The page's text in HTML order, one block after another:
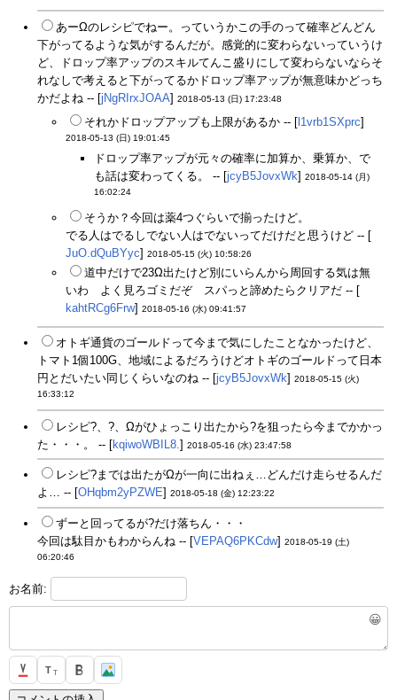
あーΩのレシピでねー。っていうかこの手のって確率どんどん
下がってるような気がするんだが。感覚的に変わらないっていうけ
ど、ドロップ率アップのスキルてんこ盛りにして変わらないならそ
れなしで考えると下がってるかドロップ率アップが無意味かどっち
かだよね -- [jNgRIrxJOAA] 2018-05-13 (日) 17:23:48
それかドロップアップも上限があるか -- [l1vrb1SXprc]
2018-05-13 (日) 19:01:45
ドロップ率アップが元々の確率に加算か、乗算か、で
も話は変わってくる。 -- [jcyB5JovxWk] 2018-05-14 (月)
16:02:24
そうか？今回は薬4つぐらいで揃ったけど。
でる人はでるしでない人はでないってだけだと思うけど -- [
JuO.dQuBYyc] 2018-05-15 (火) 10:58:26
道中だけで23Ω出たけど別にいらんから周回する気は無
いわ よく見ろゴミだぞ スパっと諦めたらクリアだ -- [
kahtRCg6Frw] 2018-05-16 (水) 09:41:57
オトギ通貨のゴールドって今まで気にしたことなかったけど、
トマト1個100G、地域によるだろうけどオトギのゴールドって日本
円とだいたい同じくらいなのね -- [jcyB5JovxWk] 2018-05-15 (火)
16:33:12
レシピ?、?、Ωがひょっこり出たから?を狙ったら今までかかっ
た・・・。 -- [kqiwoWBIL8. ] 2018-05-16 (水) 23:47:58
レシピ?までは出たがΩが一向に出ねぇ…どんだけ走らせるんだ
よ… -- [OHqbm2yPZWE] 2018-05-18 (金) 12:23:22
ずーと回ってるが?だけ落ちん・・・
今回は駄目かもわからんね -- [VEPAQ6PKCdw] 2018-05-19 (土)
06:20:46
お名前:
😀
T T